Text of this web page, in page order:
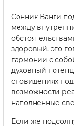
Сонник Ванги
между
здоровый, это
гармонии с
духовный
сновидениях
возможности
наполненные
Если же